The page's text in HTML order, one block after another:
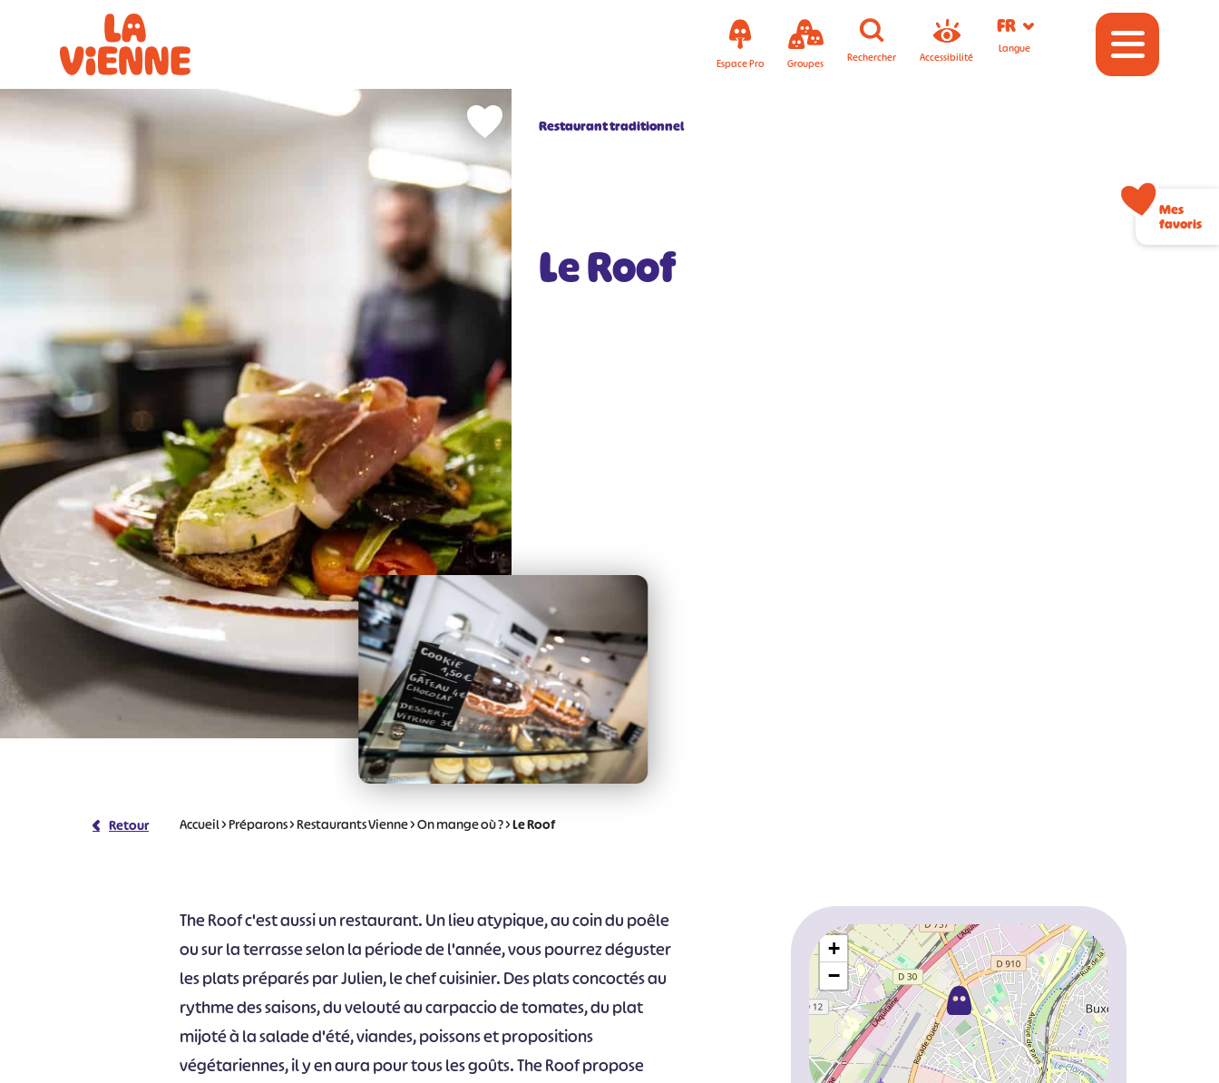
Espace Pro Groupes Rechercher Accessibilité
FR
Langue
Restaurant traditionnel
Le Roof
Retour Accueil>Préparons>Restaurants Vienne>On mange où ?>Le Roof
The Roof c'est aussi un restaurant. Un lieu atypique, au coin du poêle
ou sur la terrasse selon la période de l'année, vous pourrez déguster
les plats préparés par Julien, le chef cuisinier. Des plats concoctés au
rythme des saisons, du velouté au carpaccio de tomates, du plat
mijoté à la salade d'été, viandes, poissons et propositions
végétariennes, il y en aura pour tous les goûts. The Roof propose
+
−
Mes
favoris
Panneau de gestion des cookies